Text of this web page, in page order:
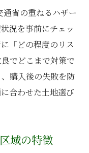
プの正しい見
つ工務店の知識
マップ活用法
務店アドバイス
険区域のポイン
良の進め方
省の重ねるハザー
況を事前にチェッ
「どの程度のリス
でどこまで対策で
購入後の失敗を防
合わせた土地選び
域の特徴